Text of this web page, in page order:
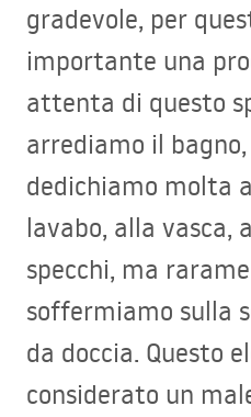
gradevole, per
importante una
attenta di questo
arrediamo il
dedichiamo molta
lavabo, alla vasca,
specchi, ma
soffermiamo sulla
da doccia. Questo
considerato un